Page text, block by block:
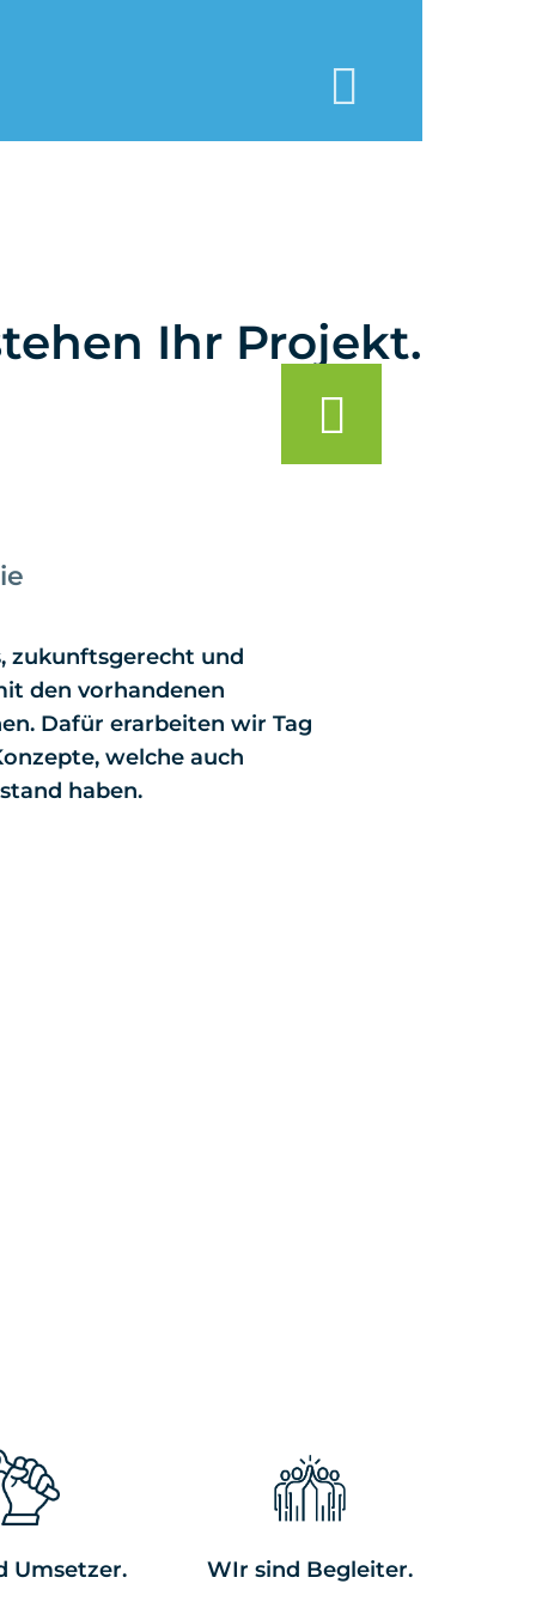
Ihr Projekt.
zukunftsgerecht und
den vorhandenen
Dafür erarbeiten wir Tag
welche auch
haben.
Umsetzer. WIr sind Begleiter.